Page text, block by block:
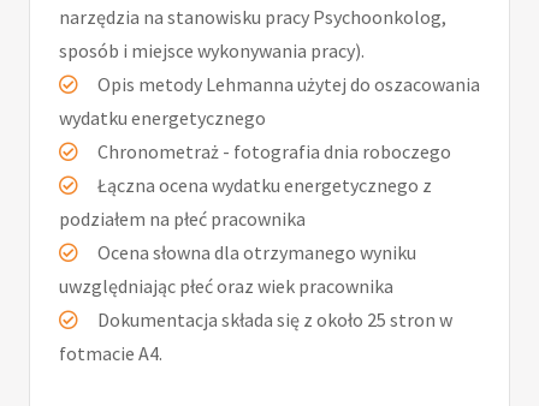
narzędzia na stanowisku pracy Psychoonkolog,
sposób i miejsce wykonywania pracy).
Opis metody Lehmanna użytej do oszacowania
wydatku energetycznego
Chronometraż - fotografia dnia roboczego
Łączna ocena wydatku energetycznego z
podziałem na płeć pracownika
Ocena słowna dla otrzymanego wyniku
uwzględniając płeć oraz wiek pracownika
Dokumentacja składa się z około 25 stron w
fotmacie A4.